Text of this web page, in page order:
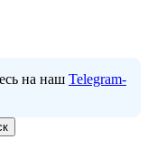
на наш Telegram-